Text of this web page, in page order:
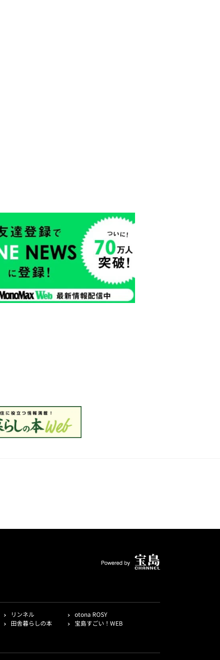
リンネル
otona ROSY
田舎暮らしの本
宝島すごい！WEB